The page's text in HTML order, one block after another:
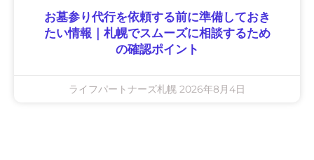
お墓参り代行を依頼する前に準備しておき
たい情報｜札幌でスムーズに相談するため
の確認ポイント
ライフパートナーズ札幌 2026年8月4日